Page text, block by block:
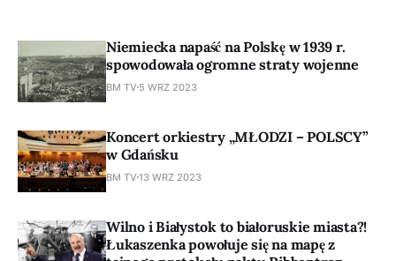
Niemiecka napaść na Polskę w 1939 r.
spowodowała ogromne straty wojenne
BM TV 5 WRZ 2023
Koncert orkiestry „MŁODZI – POLSCY”
w Gdańsku
BM TV13 WRZ 2023
Wilno i Białystok to białoruskie miasta?!
Łukaszenka powołuje się na mapę z